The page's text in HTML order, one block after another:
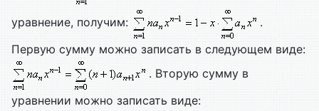
уравнение, получим:
.
Первую сумму можно записать в следующем виде:
. Вторую сумму в
уравнении можно записать виде: